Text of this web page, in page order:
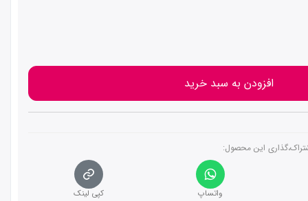
افزودن به سبد خرید
این محصول‌:
واتساپ کپی لینک